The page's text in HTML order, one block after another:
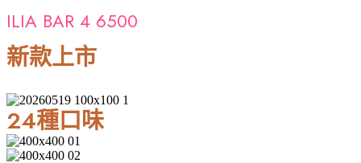
ILIA BAR 4 6500
新款上市
24種口味